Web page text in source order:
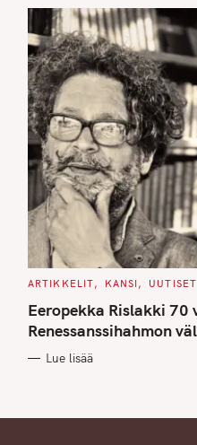
C
T
E
G
O
I
ARTIKKELIT KANSI UUTISET
Eeropekka Rislakki 70
Renessanssihahmon
Lue lisää